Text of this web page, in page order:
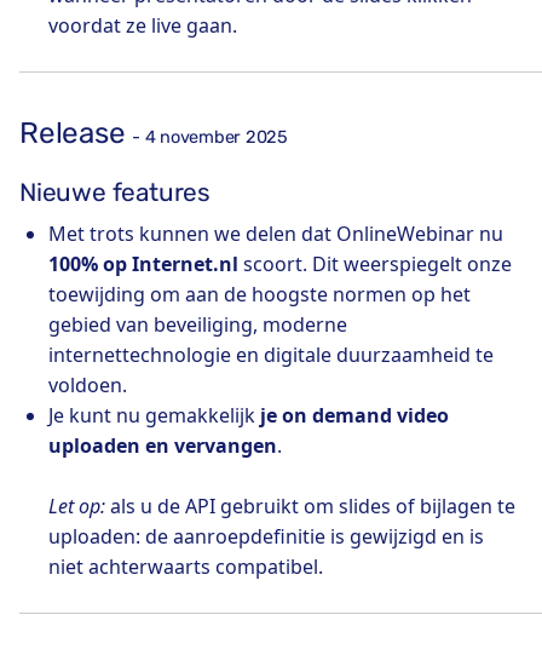
voordat ze live gaan.
Release - 4 november 2025
Nieuwe features
Met trots kunnen we delen dat OnlineWebinar nu
100% op Internet.nl scoort. Dit weerspiegelt onze
toewijding om aan de hoogste normen op het
gebied van beveiliging, moderne
internettechnologie en digitale duurzaamheid te
voldoen.
Je kunt nu gemakkelijk je on demand video
uploaden en vervangen.
Let op:als u de API gebruikt om slides of bijlagen te
uploaden: de aanroepdefinitie is gewijzigd en is
niet achterwaarts compatibel.